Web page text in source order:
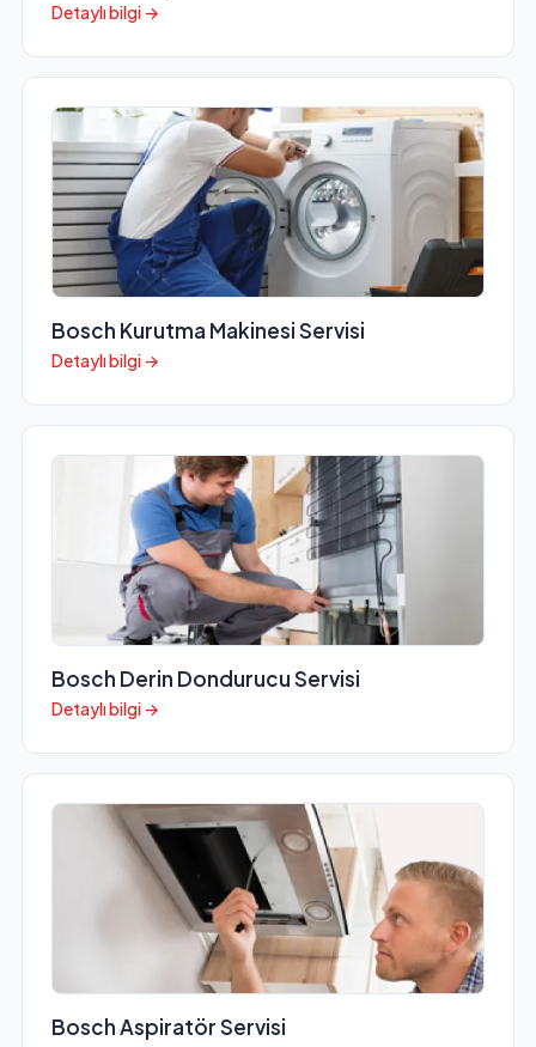
Detaylı bilgi →
Bosch Kurutma Makinesi Servisi
Detaylı bilgi →
Bosch Derin Dondurucu Servisi
Detaylı bilgi →
Bosch Aspiratör Servisi